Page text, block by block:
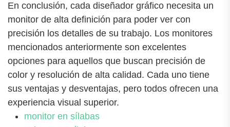
En conclusión, cada diseñador gráfico necesita un
monitor de alta definición para poder ver con
precisión los detalles de su trabajo. Los monitores
mencionados anteriormente son excelentes
opciones para aquellos que buscan precisión de
color y resolución de alta calidad. Cada uno tiene
sus ventajas y desventajas, pero todos ofrecen una
experiencia visual superior.
monitor en sílabas